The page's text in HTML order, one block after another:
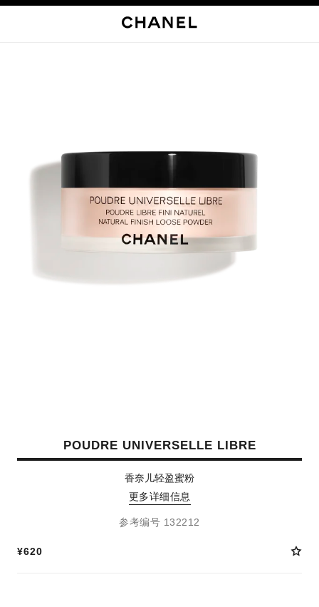
POUDRE UNIVERSELLE LIBRE
香奈儿轻盈蜜粉
更多详细信息
参考编号 132212
¥620